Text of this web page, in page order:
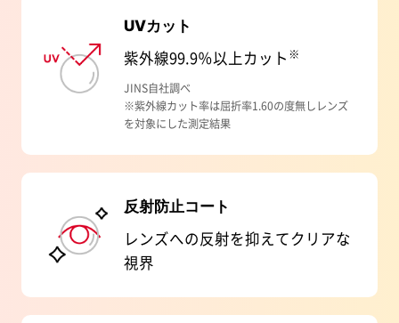
UVカット
紫外線99.9％以上カット ※
JINS自社調べ
※紫外線カット率は屈折率1.60の度無しレンズ
を対象にした測定結果
反射防止コート
レンズへの反射を抑えてクリアな
視界